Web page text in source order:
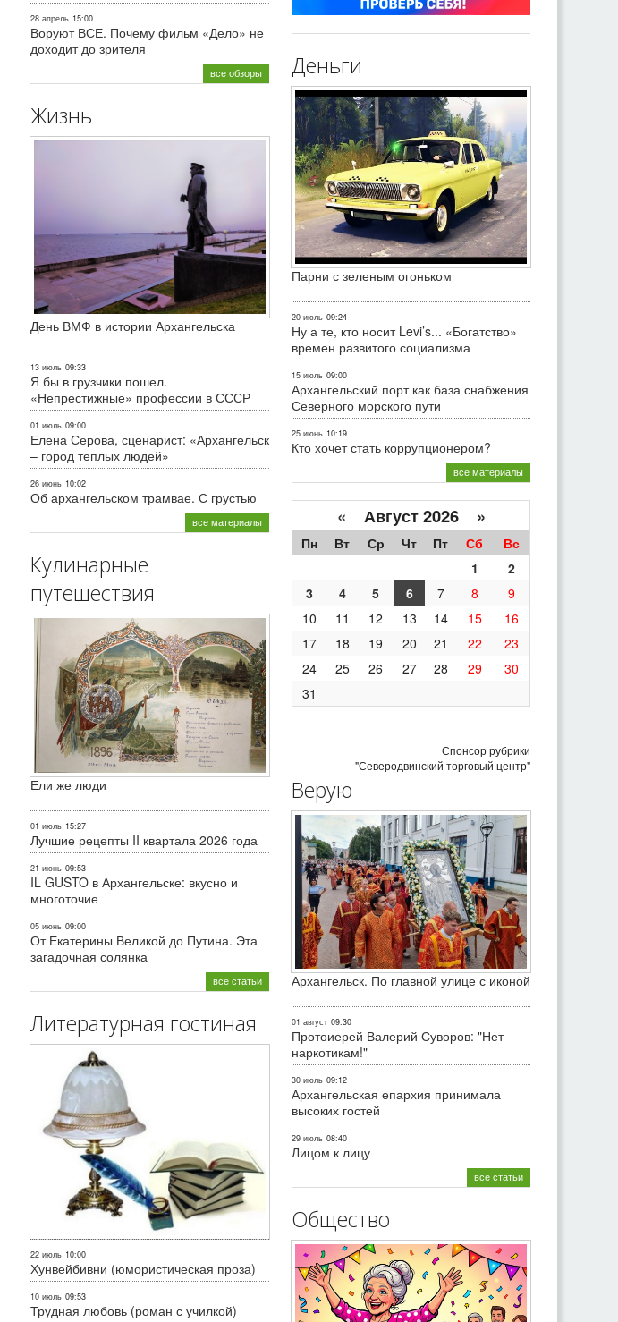
28 апрель 15:00
Воруют ВСЕ. Почему фильм «Дело» не
доходит до зрителя
все обзоры
Жизнь
День ВМФ в истории Архангельска
13 июль 09:33
Я бы в грузчики пошел.
«Непрестижные» профессии в СССР
01 июль 09:00
Елена Серова, сценарист: «Архангельск
– город теплых людей»
26 июнь 10:02
Об архангельском трамвае. С грустью
все материалы
Кулинарные
путешествия
Ели же люди
01 июль 15:27
Лучшие рецепты II квартала 2026 года
21 июнь 09:53
IL GUSTO в Архангельске: вкусно и
многоточие
05 июнь 09:00
От Екатерины Великой до Путина. Эта
загадочная солянка
все статьи
Литературная гостиная
22 июль 10:00
Хунвейбивни (юмористическая проза)
10 июль 09:53
Трудная любовь (роман с училкой)
Деньги
Парни с зеленым огоньком
20 июль 09:24
Ну а те, кто носит Levi’s... «Богатство»
времен развитого социализма
15 июль 09:00
Архангельский порт как база снабжения
Северного морского пути
25 июнь 10:19
Кто хочет стать коррупционером?
все материалы
« Август 2026 »
Пн Вт Ср Чт Пт Сб
Вс
1
2
3
4 5 6 7 8
9
10
11 12 13 14 15
16
17
18 19 20 21 22
23
24
25 26 27 28 29
30
31
Спонсор рубрики
"Северодвинский торговый центр"
Верую
Архангельск. По главной улице с иконой
01 август 09:30
Протоиерей Валерий Суворов: "Нет
наркотикам!"
30 июль 09:12
Архангельская епархия принимала
высоких гостей
29 июль 08:40
Лицом к лицу
все статьи
Общество